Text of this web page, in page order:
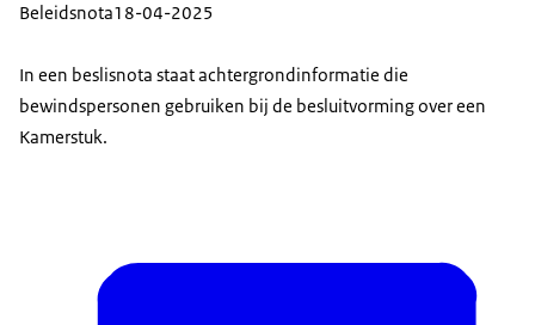
Beleidsnota18-04-2025
In een beslisnota staat achtergrondinformatie die
bewindspersonen gebruiken bij de besluitvorming over een
Kamerstuk.